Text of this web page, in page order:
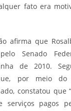
fato era
afirma que
Senado
de 2010.
por meio
constatou que
serviços pagos